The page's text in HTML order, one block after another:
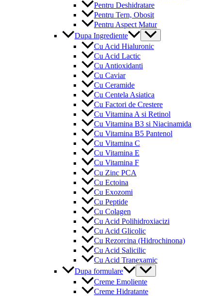
Pentru Deshidratare
Pentru Tern, Obosit
Pentru Aspect Matur
Dupa Ingrediente
Menu
Toggle
Cu Acid Hialuronic
Cu Acid Lactic
Cu Antioxidanti
Cu Caviar
Cu Ceramide
Cu Centela Asiatica
Cu Factori de Crestere
Cu Vitamina A si Retinol
Cu Vitamina B3 si Niacinamida
Cu Vitamina B5 Pantenol
Cu Vitamina C
Cu Vitamina E
Cu Vitamina F
Cu Zinc PCA
Cu Ectoina
Cu Exozomi
Cu Peptide
Cu Colagen
Cu Acid Polihidroxiacizi
Cu Acid Glicolic
Cu Rezorcina (Hidrochinona)
Cu Acid Salicilic
Cu Acid Tranexamic
Dupa formulare
Menu
Toggle
Creme Emoliente
Creme Hidratante